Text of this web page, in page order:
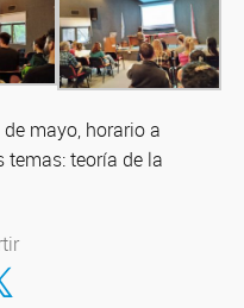
mayo, horario a
temas: teoría de la
Facebook
en Twitter